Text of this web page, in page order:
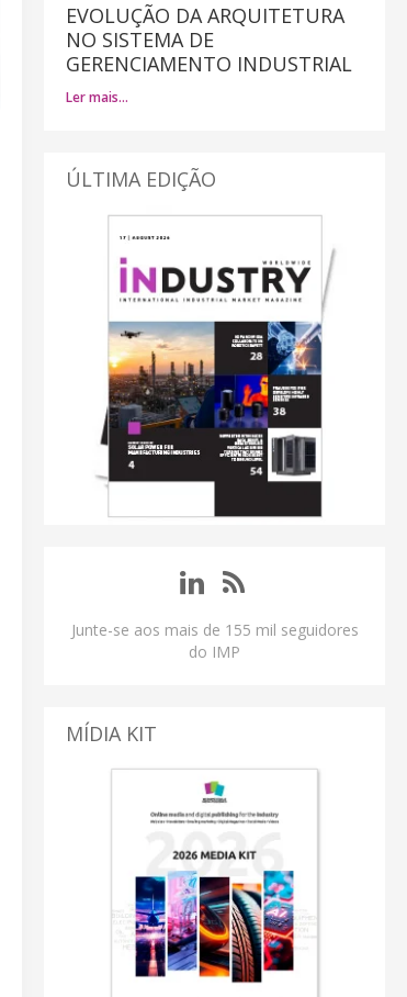
EVOLUÇÃO DA ARQUITETURA
NO SISTEMA DE
GERENCIAMENTO INDUSTRIAL
Ler mais…
ÚLTIMA EDIÇÃO
Junte-se aos mais de 155 mil seguidores
do IMP
MÍDIA KIT